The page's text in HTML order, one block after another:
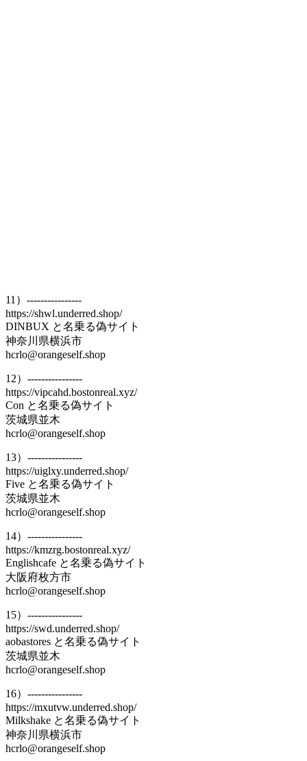
11）----------------
https://shwl.underred.shop/
DINBUX と名乗る偽サイト
神奈川県横浜市
hcrlo@orangeself.shop
12）----------------
https://vipcahd.bostonreal.xyz/
Con と名乗る偽サイト
茨城県並木
hcrlo@orangeself.shop
13）----------------
https://uiglxy.underred.shop/
Five と名乗る偽サイト
茨城県並木
hcrlo@orangeself.shop
14）----------------
https://kmzrg.bostonreal.xyz/
Englishcafe と名乗る偽サイト
大阪府枚方市
hcrlo@orangeself.shop
15）----------------
https://swd.underred.shop/
aobastores と名乗る偽サイト
茨城県並木
hcrlo@orangeself.shop
16）----------------
https://mxutvw.underred.shop/
Milkshake と名乗る偽サイト
神奈川県横浜市
hcrlo@orangeself.shop